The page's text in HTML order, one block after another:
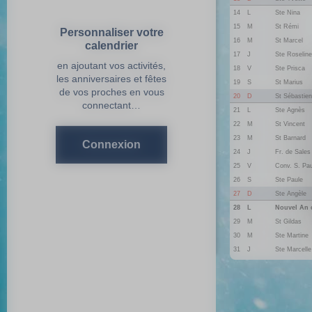
Personnaliser votre
calendrier
en ajoutant vos activités,
les anniversaires et fêtes
de vos proches en vous
connectant…
Connexion
14 L Ste Nina
15 M
St Rémi
16
M
St Marcel
17
J
Ste Roseline
18
V
Ste Prisca
19
S
St Marius
20
D St Sébastien
21 L Ste Agnès
22 M
St Vincent
23
M
St Barnard
24
J
Fr. de Sales
25
V
Conv. S.
26
S
Ste Paule
27
D Ste Angèle
28 L Nouvel An
29 M
St Gildas
30
M
Ste Martine
31
J Ste Marcelle